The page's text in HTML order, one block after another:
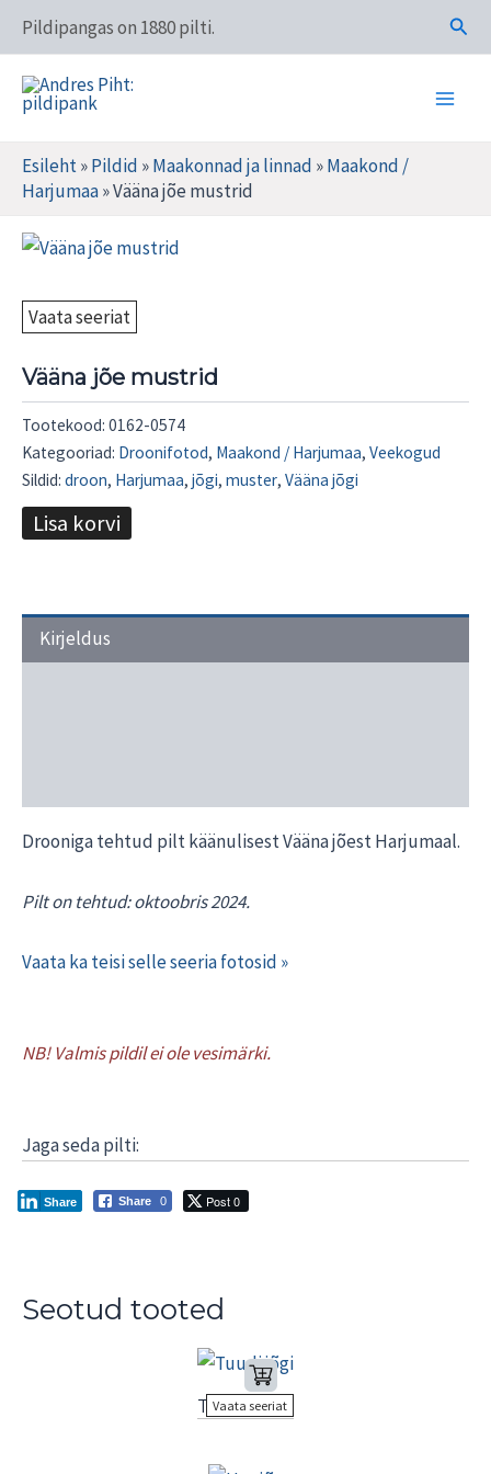
content
Pildipangas on 1880 pilti. Otsi
Andres Piht: pildipank
Esileht»Pildid »Maakonnad ja linnad »Maakond /
Harjumaa»Vääna jõe mustrid
Vaata seeriat
Vääna jõe mustrid
Tootekood: 0162-0574
Kategooriad: Droonifotod, Maakond / Harjumaa, Veekogud
Sildid: droon, Harjumaa, jõgi, muster, Vääna jõgi
Lisa korvi
Kirjeldus
Drooniga tehtud pilt käänulisest Vääna jõest Harjumaal.
Pilt on tehtud: oktoobris 2024.
Vaata ka teisi selle seeria fotosid »
NB! Valmis pildil ei ole vesimärki.
Jaga seda pilti:
Share 0 Post 0
Share
Seotud tooted
Tuudi jõgi
Vaata seeriat